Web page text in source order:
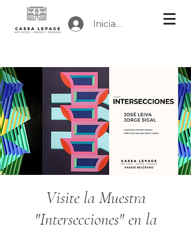
Iniciar sesión
Visite la Muestra
"Intersecciones" en la